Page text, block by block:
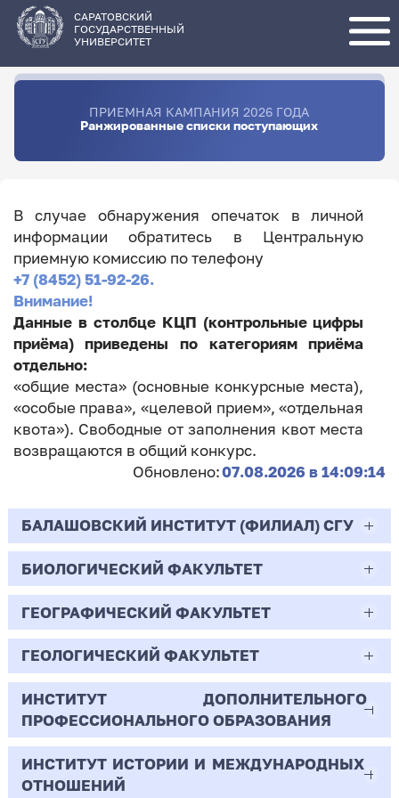
основному
содержанию
САРАТОВСКИЙ
ГОСУДАРСТВЕННЫЙ
УНИВЕРСИТЕТ
ПРИЕМНАЯ КАМПАНИЯ 2026 ГОДА
Ранжированные списки поступающих
В случае обнаружения опечаток в личной
информации обратитесь в Центральную
приемную комиссию по телефону
+7 (8452) 51-92-26.
Внимание!
Данные в столбце КЦП (контрольные цифры
приёма) приведены по категориям приёма
отдельно:
«общие места» (основные конкурсные места),
«особые права», «целевой прием», «отдельная
квота»). Свободные от заполнения квот места
возвращаются в общий конкурс.
Обновлено:07.08.2026 в 14:09:14
БАЛАШОВСКИЙ ИНСТИТУТ (ФИЛИАЛ) СГУ
44.03.02
Психолого-педагогическое образование
Очная | Бакалавр
Всего бюджетных мест - 10
Бюджет/
Общие места
Профиль: Практическая
психология образования
БИОЛОГИЧЕСКИЙ ФАКУЛЬТЕТ
06.03.01
Биология
Очная | Бакалавр
Всего бюджетных мест - 50
Бюджет/Общие места
ГЕОГРАФИЧЕСКИЙ ФАКУЛЬТЕТ
05.03.02
География
Очная | Бакалавр
Всего бюджетных мест - 15
ГЕОЛОГИЧЕСКИЙ ФАКУЛЬТЕТ
05.03.01
Геология
Очная | Бакалавр
ИНСТИТУТ ДОПОЛНИТЕЛЬНОГО
ПРОФЕССИОНАЛЬНОГО ОБРАЗОВАНИЯ
38.03.02
ИНСТИТУТ ИСТОРИИ И МЕЖДУНАРОДНЫХ
ОТНОШЕНИЙ